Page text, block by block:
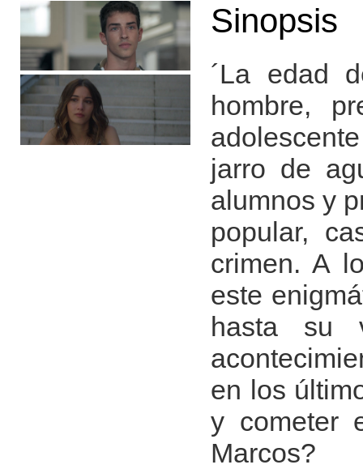
Sinopsis
´La edad
hombre,
jarro de
alumnos y
popular,
crimen. A
este
hasta su
en los
y cometer
Marcos?